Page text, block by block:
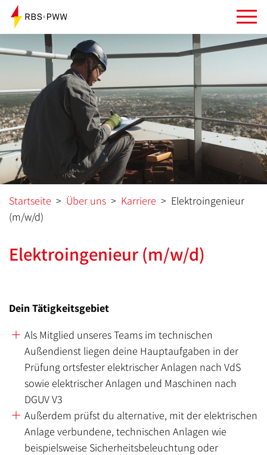
Startseite > Über uns > Karriere > Elektroingenieur
(m/w/d)
Elektroingenieur (m/w/d)
Dein Tätigkeitsgebiet
Als Mitglied unseres Teams im technischen
Außendienst liegen deine Hauptaufgaben in der
Prüfung ortsfester elektrischer Anlagen nach VdS
sowie elektrischer Anlagen und Maschinen nach
DGUV V3
Außerdem prüfst du alternative, mit der elektrischen
Anlage verbundene, technischen Anlagen wie
beispielsweise Sicherheitsbeleuchtung oder